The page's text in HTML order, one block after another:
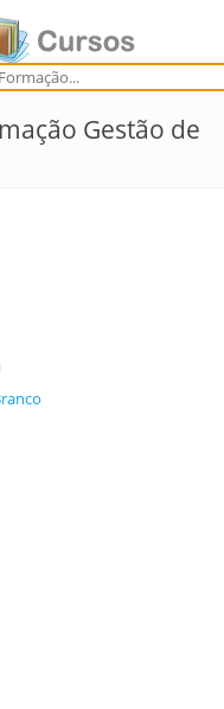
Gestão de